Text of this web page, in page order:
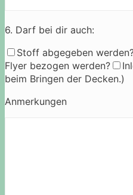
6. Darf bei dir auch:
Stoff abgegeben
Flyer bezogen werden?
beim Bringen der Decken.)
Anmerkungen